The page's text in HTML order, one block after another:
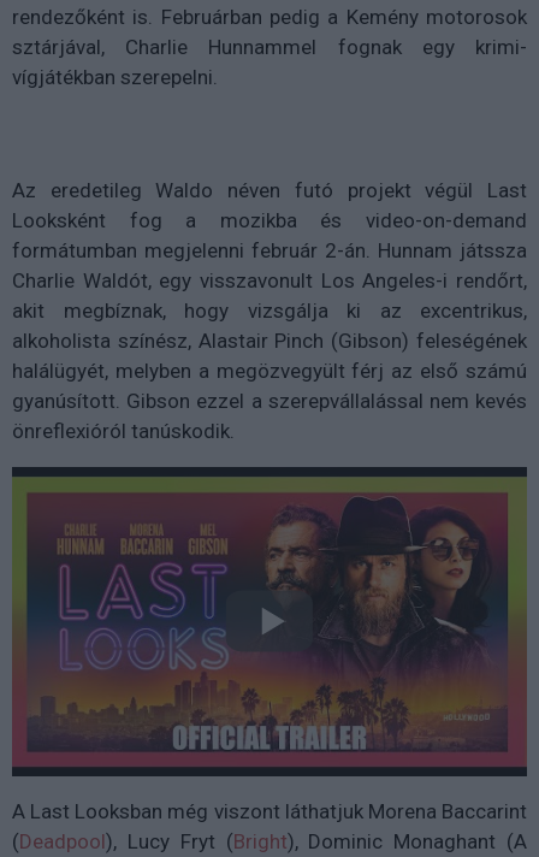
rendezőként is. Februárban pedig a Kemény motorosok
sztárjával, Charlie Hunnammel fognak egy krimi-
vígjátékban szerepelni.
Az eredetileg Waldo néven futó projekt végül Last
Looksként fog a mozikba és video-on-demand
formátumban megjelenni február 2-án. Hunnam játssza
Charlie Waldót, egy visszavonult Los Angeles-i rendőrt,
akit megbíznak, hogy vizsgálja ki az excentrikus,
alkoholista színész, Alastair Pinch (Gibson) feleségének
halálügyét, melyben a megözvegyült férj az első számú
gyanúsított. Gibson ezzel a szerepvállalással nem kevés
önreflexióról tanúskodik.
A Last Looksban még viszont láthatjuk Morena Baccarint
(Deadpool), Lucy Fryt (Bright), Dominic Monaghant (A